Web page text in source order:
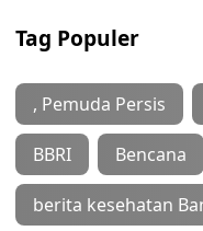
Tag Populer
, Pemuda Persis
BBRI Bencana
berita kesehatan